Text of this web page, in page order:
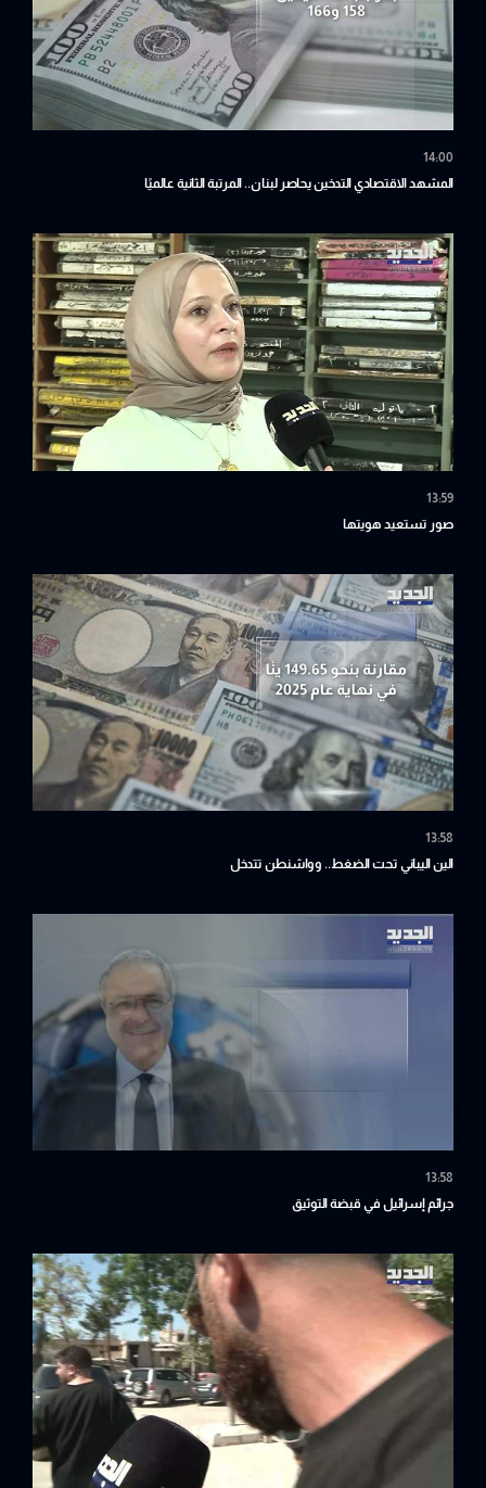
14:00
المشهد الاقتصادي التدخين يحاصر لبنان.. المرتبة الثانية عالميًا
13:59
صور تستعيد هويتها
13:58
الين اليباني تحت الضغط.. وواشنطن تتدخل
13:58
جرائم إسرائيل في قبضة التوثيق